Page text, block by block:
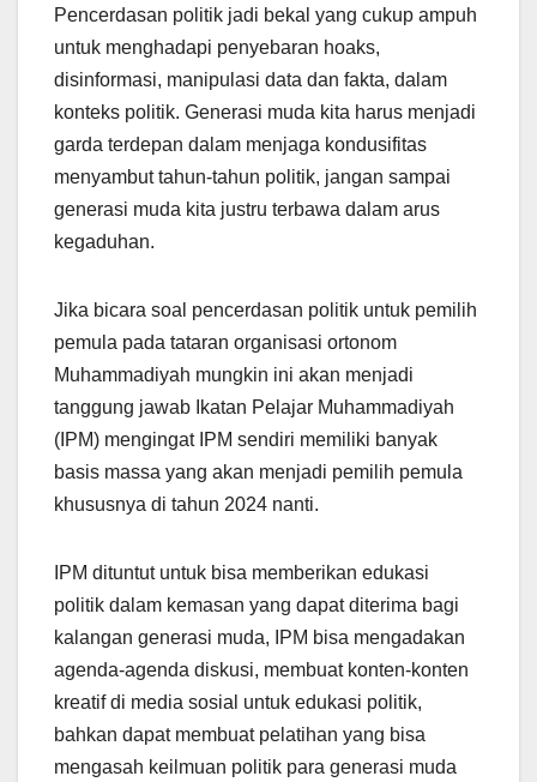
Pencerdasan politik jadi bekal yang cukup ampuh
untuk menghadapi penyebaran hoaks,
disinformasi, manipulasi data dan fakta, dalam
konteks politik. Generasi muda kita harus menjadi
garda terdepan dalam menjaga kondusifitas
menyambut tahun-tahun politik, jangan sampai
generasi muda kita justru terbawa dalam arus
kegaduhan.
Jika bicara soal pencerdasan politik untuk pemilih
pemula pada tataran organisasi ortonom
Muhammadiyah mungkin ini akan menjadi
tanggung jawab Ikatan Pelajar Muhammadiyah
(IPM) mengingat IPM sendiri memiliki banyak
basis massa yang akan menjadi pemilih pemula
khususnya di tahun 2024 nanti.
IPM dituntut untuk bisa memberikan edukasi
politik dalam kemasan yang dapat diterima bagi
kalangan generasi muda, IPM bisa mengadakan
agenda-agenda diskusi, membuat konten-konten
kreatif di media sosial untuk edukasi politik,
bahkan dapat membuat pelatihan yang bisa
mengasah keilmuan politik para generasi muda